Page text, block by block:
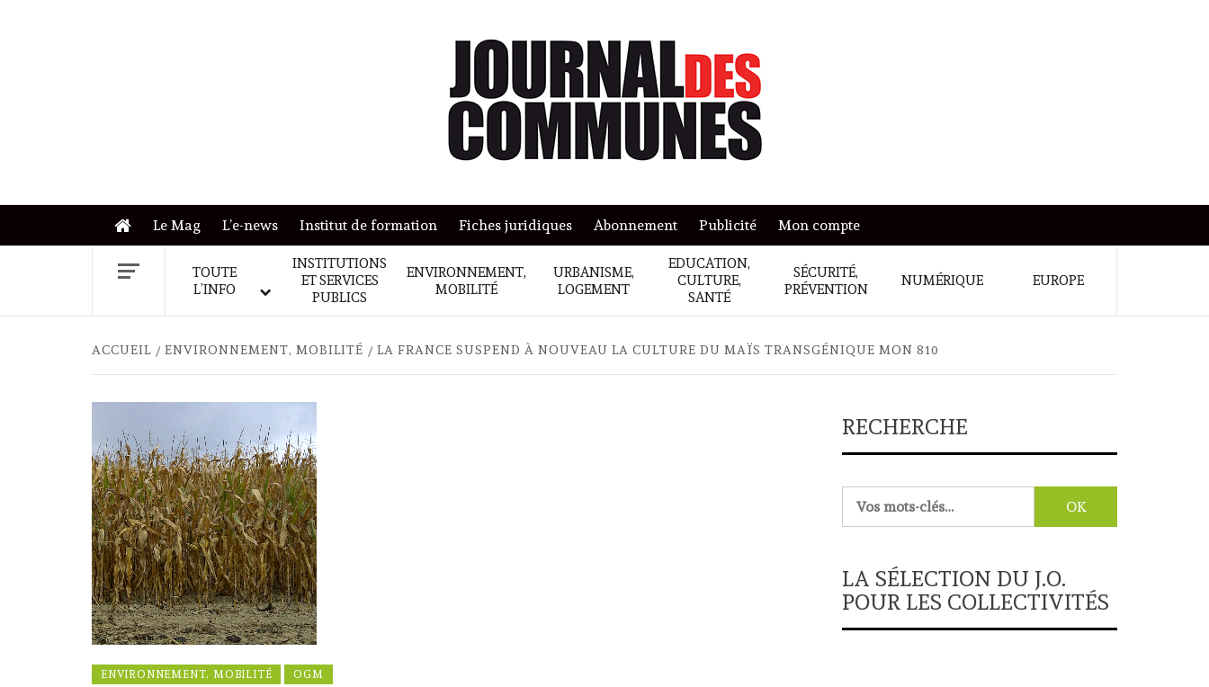
Le Mag L’e-news Institut de formation Fiches juridiques Abonnement Publicité Mon compte
TOUTE
L’INFO
INSTITUTIONS
ET SERVICES
PUBLICS
ENVIRONNEMENT,
MOBILITÉ
URBANISME,
LOGEMENT
EDUCATION,
CULTURE,
SANTÉ
SÉCURITÉ,
PRÉVENTION
NUMÉRIQUE EUROPE
ACCUEIL ENVIRONNEMENT, MOBILITÉ LA FRANCE SUSPEND À NOUVEAU LA CULTURE DU MAÏS TRANSGÉNIQUE MON 810
ENVIRONNEMENT, MOBILITÉ OGM
RECHERCHE
LA SÉLECTION DU J.O.
POUR LES COLLECTIVITÉS